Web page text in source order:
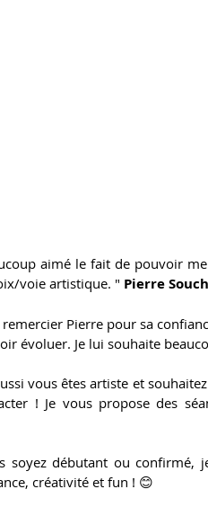
aimé le fait de pouvoir
voie artistique. " Pierre
remercier Pierre pour sa
évoluer. Je lui souhaite
vous êtes artiste et
! Je vous propose des
soyez débutant ou confirmé,
créativité et fun ! 😊